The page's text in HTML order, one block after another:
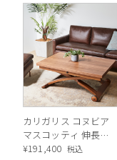
カリガリス コヌビア
マスコッティ 伸長・
昇降式テーブル ／
¥191,400 税込